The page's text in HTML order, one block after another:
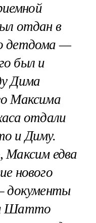
отдан в
детдома —
был и
Дима
Максима
отдали
и Диму.
Максим едва
нового
документы
Шатто